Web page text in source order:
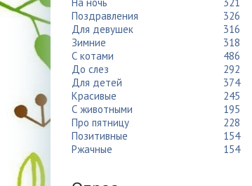
Поздравления
326
Для девушек
316
Зимние
318
С котами
486
До слез
292
Для детей
374
Красивые
245
С животными
195
Про пятницу
228
Позитивные
154
Ржачные
154